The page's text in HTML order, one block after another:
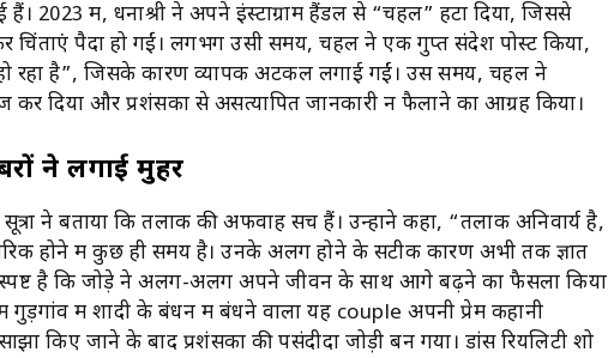
2023 में, धनाश्री ने अपने इंस्टाग्राम हैंडल से “चहल” हटा दिया, जिससे
चिंताएं पैदा हो गईं। लगभग उसी समय, चहल ने एक गुप्त संदेश पोस्ट किया,
रहा है”, जिसके कारण व्यापक अटकलें लगाई गईं। उस समय, चहल ने
कर दिया और प्रशंसकों से असत्यापित जानकारी न फैलाने का आग्रह किया।
ने लगाई मुहर
ने बताया कि तलाक की अफवाहें सच हैं। उन्होंने कहा, “तलाक अनिवार्य है,
होने में कुछ ही समय है। उनके अलग होने के सटीक कारण अभी तक ज्ञात
है कि जोड़े ने अलग-अलग अपने जीवन के साथ आगे बढ़ने का फैसला किया
गुड़गांव में शादी के बंधन में बंधने वाला यह couple अपनी प्रेम कहानी
किए जाने के बाद प्रशंसकों की पसंदीदा जोड़ी बन गया। डांस रियलिटी शो